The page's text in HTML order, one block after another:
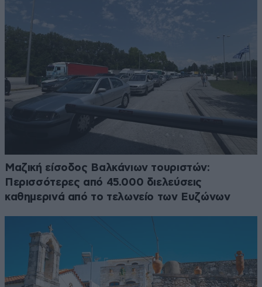
Μαζική είσοδος Βαλκάνιων τουριστών:
Περισσότερες από 45.000 διελεύσεις
καθημερινά από το τελωνείο των Ευζώνων